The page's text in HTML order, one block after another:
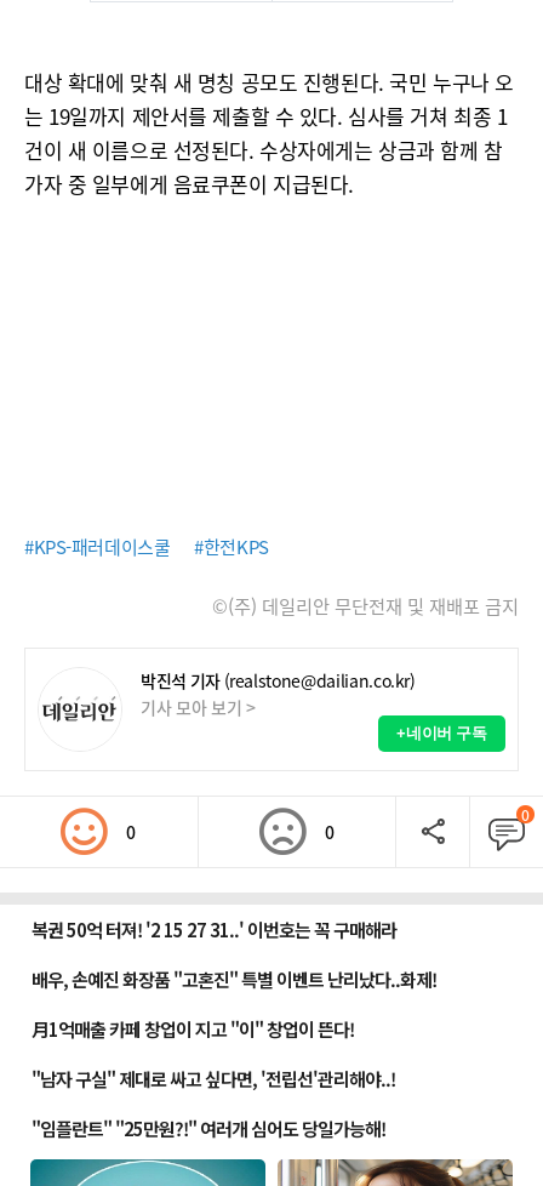
대상 확대에 맞춰 새 명칭 공모도 진행된다. 국민 누구나 오
는 19일까지 제안서를 제출할 수 있다. 심사를 거쳐 최종 1
건이 새 이름으로 선정된다. 수상자에게는 상금과 함께 참
가자 중 일부에게 음료쿠폰이 지급된다.
#KPS-패러데이스쿨 #한전KPS
©(주) 데일리안 무단전재 및 재배포 금지
박진석 기자 (realstone@dailian.co.kr)
기사 모아 보기 >
+네이버 구독
0 0
0